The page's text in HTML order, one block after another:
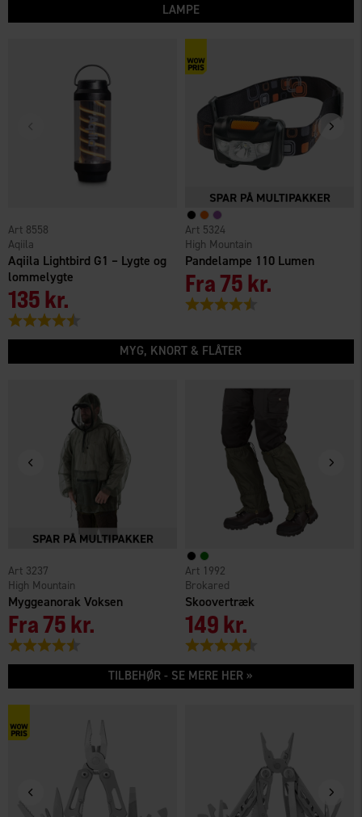
LAMPE
Aqiila Lightbird G1 – Lygte og
lommelygte
Aqiila
8558
135 kr.
Vurdering:
Pandelampe 110 Lumen
High Mountain
5324
Fra75 kr.
Vurdering:
MYG, KNORT & FLÅTER
Myggeanorak Voksen
High Mountain
3237
Fra75 kr.
Vurdering:
Skoovertræk
Brokared
1992
149 kr.
Vurdering:
TILBEHØR - SE MERE HER »